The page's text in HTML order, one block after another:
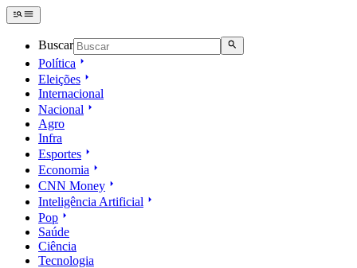
Buscar
Política
Eleições
Internacional
Nacional
Agro
Infra
Esportes
Economia
CNN Money
Inteligência Artificial
Pop
Saúde
Ciência
Tecnologia